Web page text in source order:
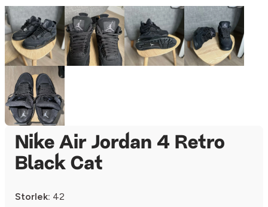
Nike Air Jordan 4 Retro
Black Cat
Storlek: 42